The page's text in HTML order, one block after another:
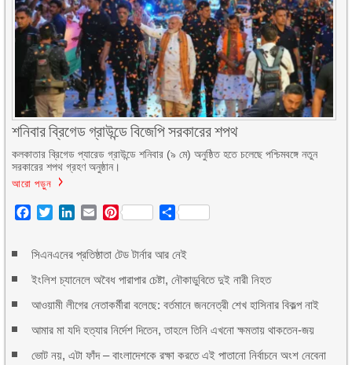
শনিবার ব্রিগেড গ্রাউন্ডে বিজেপি সরকারের শপথ
কলকাতার ব্রিগেড প্যারেড গ্রাউন্ডে শনিবার (৯ মে) অনুষ্ঠিত হতে চলেছে পশ্চিমবঙ্গে নতুন
সরকারের শপথ গ্রহণ অনুষ্ঠান।
আরো পড়ুন
Facebook
TwitterLinkedIn
EmailPinterest Share
সিএনএনের প্রতিষ্ঠাতা টেড টার্নার আর নেই
ইংলিশ চ্যানেলে অবৈধ পারাপার চেষ্টা, নৌকাডুবিতে দুই নারী নিহত
আওয়ামী লীগের নেতাকর্মীরা বলেছে: বর্তমানে জননেত্রী শেখ হাসিনার বিকল্প নাই
আমার মা যদি হত্যার নির্দেশ দিতেন, তাহলে তিনি এখনো ক্ষমতায় থাকতেন-জয়
ভোট নয়, এটা ফাঁদ – বাংলাদেশকে রক্ষা করতে এই পাতানো নির্বাচনে অংশ নেবেনা